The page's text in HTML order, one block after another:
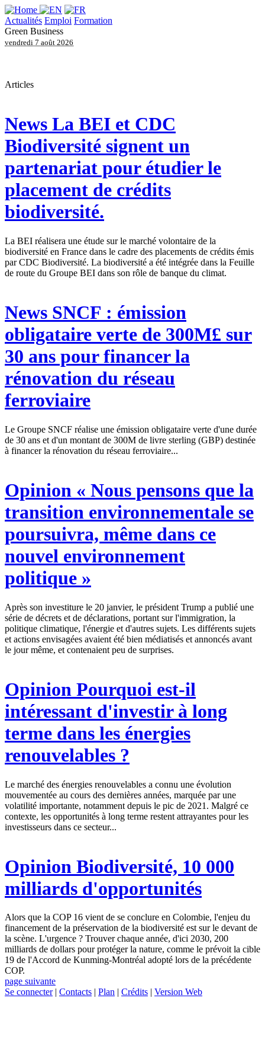
Actualités Emploi Formation
Green Business
vendredi 7 août 2026
Articles
News La BEI et CDC
Biodiversité signent un
partenariat pour étudier le
placement de crédits
biodiversité.
La BEI réalisera une étude sur le marché volontaire de la
biodiversité en France dans le cadre des placements de crédits émis
par CDC Biodiversité. La biodiversité a été intégrée dans la Feuille
de route du Groupe BEI dans son rôle de banque du climat.
News SNCF : émission
obligataire verte de 300M£ sur
30 ans pour financer la
rénovation du réseau
ferroviaire
Le Groupe SNCF réalise une émission obligataire verte d'une durée
de 30 ans et d'un montant de 300M de livre sterling (GBP) destinée
à financer la rénovation du réseau ferroviaire...
Opinion « Nous pensons que la
transition environnementale se
poursuivra, même dans ce
nouvel environnement
politique »
Après son investiture le 20 janvier, le président Trump a publié une
série de décrets et de déclarations, portant sur l'immigration, la
politique climatique, l'énergie et d'autres sujets. Les différents sujets
et actions envisagées avaient été bien médiatisés et annoncés avant
le jour même, et contenaient peu de surprises.
Opinion Pourquoi est-il
intéressant d'investir à long
terme dans les énergies
renouvelables ?
Le marché des énergies renouvelables a connu une évolution
mouvementée au cours des dernières années, marquée par une
volatilité importante, notamment depuis le pic de 2021. Malgré ce
contexte, les opportunités à long terme restent attrayantes pour les
investisseurs dans ce secteur...
Opinion Biodiversité, 10 000
milliards d'opportunités
Alors que la COP 16 vient de se conclure en Colombie, l'enjeu du
financement de la préservation de la biodiversité est sur le devant de
la scène. L'urgence ? Trouver chaque année, d'ici 2030, 200
milliards de dollars pour protéger la nature, comme le prévoit la cible
19 de l'Accord de Kunming-Montréal adopté lors de la précédente
COP.
page suivante
Se connecter| Contacts | Plan | Crédits | Version Web